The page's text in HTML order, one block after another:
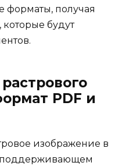
форматы, получая
которые будут
PDF и
изображение в
поддерживающем